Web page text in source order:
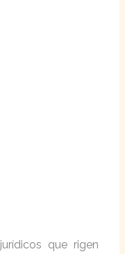
que rigen